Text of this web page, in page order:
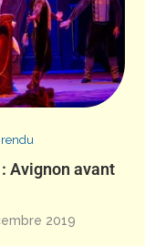
Avignon avant
2019